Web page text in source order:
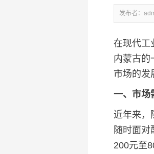
发布者：
在现代工
内蒙古的
市场的发
一、市场
近年来，
随时面
200元至